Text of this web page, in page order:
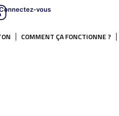
vous
COMMENT ÇA FONCTIONNE ?